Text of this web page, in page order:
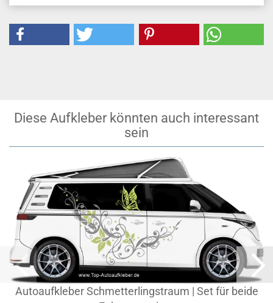
Diese Aufkleber könnten auch interessant
sein
Autoaufkleber Schmetterlingstraum | Set für beide